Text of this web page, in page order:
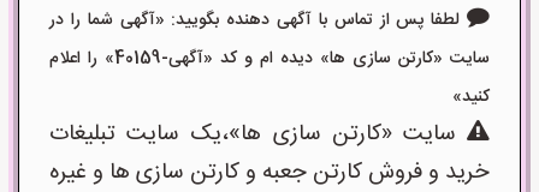
لطفا پس از تماس با آگهی دهنده بگویید: «آگهی شما را در
سایت «کارتن سازی ها» دیده ام و کد «آگهی-40159» را اعلام
کنید»
سایت «کارتن سازی ها»،یک سایت تبلیغات
خرید و فروش کارتن جعبه و کارتن سازی ها و غیره